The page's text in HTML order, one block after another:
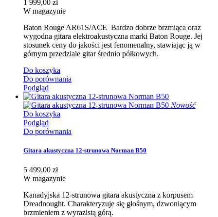
1 999,00 zł
W magazynie
Baton Rouge AR61S/ACE Bardzo dobrze brzmiąca oraz
wygodna gitara elektroakustyczna marki Baton Rouge. Jej
stosunek ceny do jakości jest fenomenalny, stawiając ją w
górnym przedziale gitar średnio półkowych.
Do koszyka
Do porównania
Podgląd
Nowość
Do koszyka
Podgląd
Do porównania
Gitara akustyczna 12-strunowa Norman B50
5 499,00 zł
W magazynie
Kanadyjska 12-strunowa gitara akustyczna z korpusem
Dreadnought. Charakteryzuje się głośnym, dzwoniącym
brzmieniem z wyrazistą górą.